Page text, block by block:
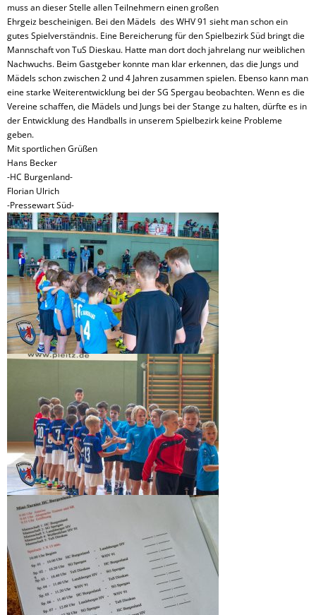
muss an dieser Stelle allen Teilnehmern einen großen
Ehrgeiz bescheinigen. Bei den Mädels des WHV 91 sieht man schon ein
gutes Spielverständnis. Eine Bereicherung für den Spielbezirk Süd bringt die
Mannschaft von TuS Dieskau. Hatte man dort doch jahrelang nur weiblichen
Nachwuchs. Beim Gastgeber konnte man klar erkennen, das die Jungs und
Mädels schon zwischen 2 und 4 Jahren zusammen spielen. Ebenso kann man
eine starke Weiterentwicklung bei der SG Spergau beobachten. Wenn es die
Vereine schaffen, die Mädels und Jungs bei der Stange zu halten, dürfte es in
der Entwicklung des Handballs in unserem Spielbezirk keine Probleme
geben.
Mit sportlichen Grüßen
Hans Becker
-HC Burgenland-
Florian Ulrich
-Pressewart Süd-